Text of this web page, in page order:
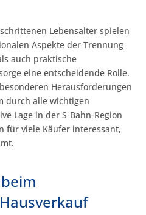
Lebensalter spielen
Aspekte der Trennung
auch praktische
eine entscheidende Rolle.
Herausforderungen
durch alle wichtigen
Lage in der S-Bahn-Region
für viele Käufer interessant,